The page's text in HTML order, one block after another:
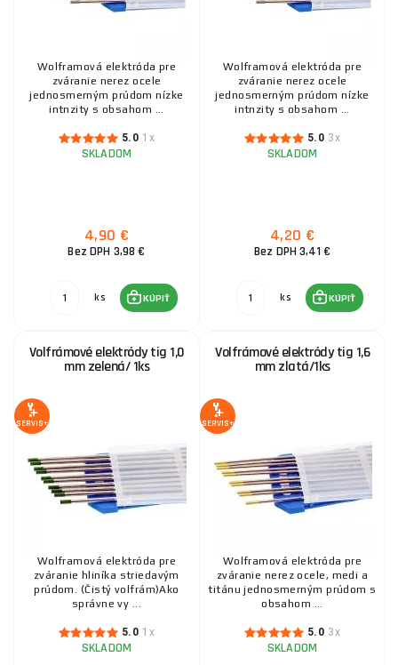
Wolframová elektróda pre
zváranie nerez ocele
jednosmerným prúdom nízke
intnzity s obsahom ...
5.0 1x
SKLADOM
4,90 €
Bez DPH 3,98 €
ks KÚPIŤ
Wolframová elektróda pre
zváranie nerez ocele
jednosmerným prúdom nízke
intnzity s obsahom ...
5.0 3x
SKLADOM
4,20 €
Bez DPH 3,41 €
ks KÚPIŤ
Volfrámové elektródy tig 1,0
mm zelená/ 1ks
SERVIS+
Wolframová elektróda pre
zváranie hliníka striedavým
prúdom. (Čistý volfrám)Ako
správne vy ...
5.0 1x
SKLADOM
Volfrámové elektródy tig 1,6
mm zlatá/1ks
SERVIS+
Wolframová elektróda pre
zváranie nerez ocele, medi a
titánu jednosmerným prúdom s
obsahom ...
5.0 3x
SKLADOM